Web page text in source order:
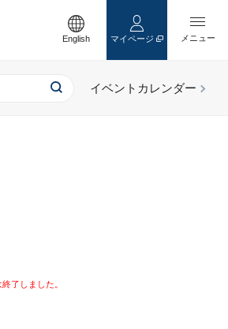
English マイページ